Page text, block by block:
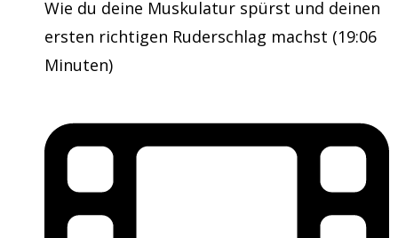
Wie du deine Muskulatur spürst und deinen
ersten richtigen Ruderschlag machst (19:06
Minuten)